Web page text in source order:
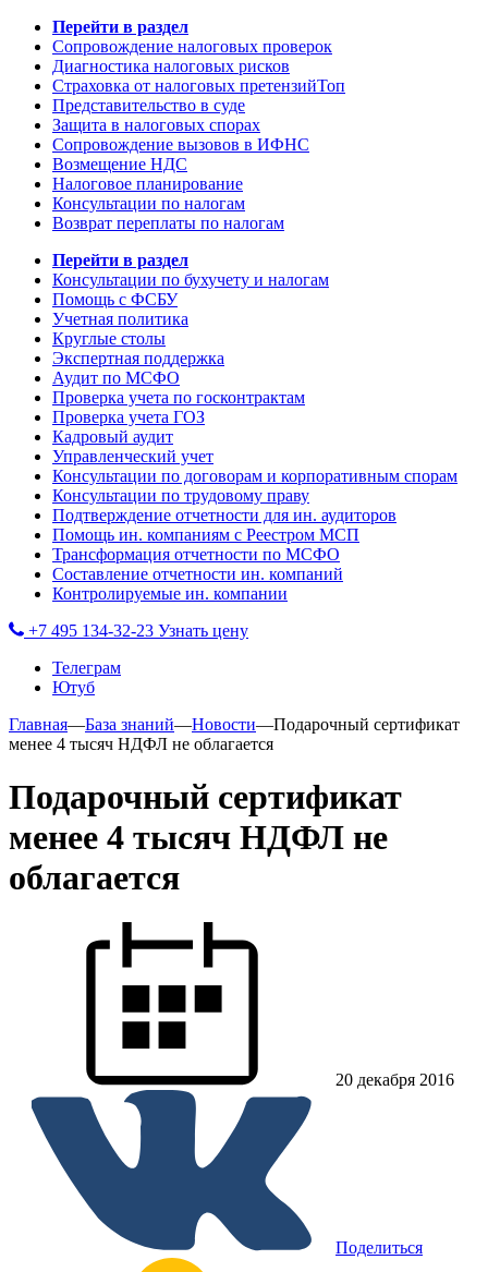
Перейти в раздел
Сопровождение налоговых проверок
Диагностика налоговых рисков
Страховка от налоговых претензийТоп
Представительство в суде
Защита в налоговых спорах
Сопровождение вызовов в ИФНС
Возмещение НДС
Налоговое планирование
Консультации по налогам
Возврат переплаты по налогам
Перейти в раздел
Консультации по бухучету и налогам
Помощь с ФСБУ
Учетная политика
Круглые столы
Экспертная поддержка
Аудит по МСФО
Проверка учета по госконтрактам
Проверка учета ГОЗ
Кадровый аудит
Управленческий учет
Консультации по договорам и корпоративным спорам
Консультации по трудовому праву
Подтверждение отчетности для ин. аудиторов
Помощь ин. компаниям с Реестром МСП
Трансформация отчетности по МСФО
Составление отчетности ин. компаний
Контролируемые ин. компании
+7 495 134-32-23 Узнать цену
Телеграм
Ютуб
Главная—База знаний—Новости—Подарочный сертификат
менее 4 тысяч НДФЛ не облагается
Подарочный сертификат
менее 4 тысяч НДФЛ не
облагается
20 декабря 2016
Поделиться